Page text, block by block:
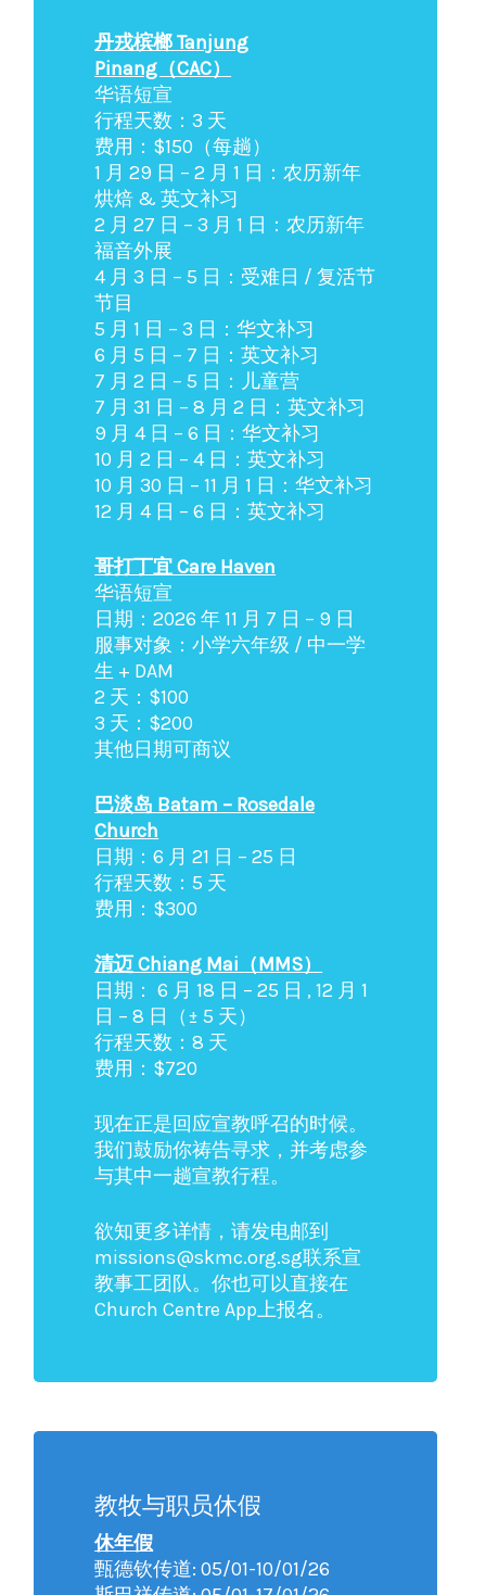
丹戎槟榔 Tanjung
Pinang（CAC）
华语短宣
行程天数：3 天
费用：$150（每趟）
1 月 29 日 – 2 月 1 日：农历新年
烘焙 & 英文补习
2 月 27 日 – 3 月 1 日：农历新年
福音外展
4 月 3 日 – 5 日：受难日 / 复活节
节目
5 月 1 日 – 3 日：华文补习
6 月 5 日 – 7 日：英文补习
7 月 2 日 – 5 日：儿童营
7 月 31 日 – 8 月 2 日：英文补习
9 月 4 日 – 6 日：华文补习
10 月 2 日 – 4 日：英文补习
10 月 30 日 – 11 月 1 日：华文补习
12 月 4 日 – 6 日：英文补习
哥打丁宜 Care Haven
华语短宣
日期：2026 年 11 月 7 日 – 9 日
服事对象：小学六年级 / 中一学
生 + DAM
2 天：$100
3 天：$200
其他日期可商议
巴淡岛 Batam – Rosedale
Church
日期：6 月 21 日 – 25 日
行程天数：5 天
费用：$300
清迈 Chiang Mai（MMS）
日期： 6 月 18 日 – 25 日 , 12 月 1
日 – 8 日（± 5 天）
行程天数：8 天
费用：$720
现在正是回应宣教呼召的时候。
我们鼓励你祷告寻求，并考虑参
与其中一趟宣教行程。
欲知更多详情，请发电邮到
missions@skmc.org.sg联系宣
教事工团队。你也可以直接在
Church Centre App上报名。
教牧与职员休假
休年假
甄德钦传道: 05/01-10/01/26